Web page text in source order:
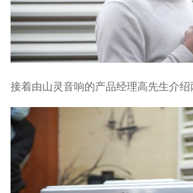
接着由山灵音响的产品经理高先生介绍